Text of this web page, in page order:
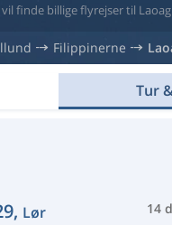
finde billige flyrejser til
Filippinerne
Tur
14
Lør